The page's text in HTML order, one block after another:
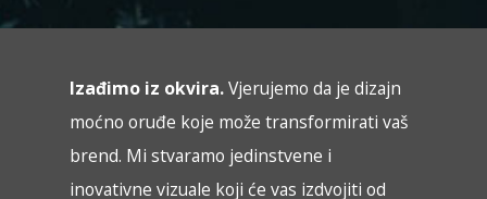
Izađimo iz okvira.Vjerujemo da je dizajn
moćno oruđe koje može transformirati vaš
brend. Mi stvaramo jedinstvene i
inovativne vizuale koji će vas izdvojiti od